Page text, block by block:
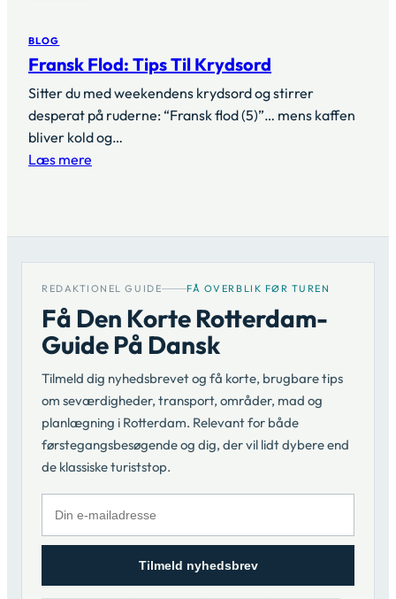
BLOG
Fransk Flod: Tips Til Krydsord
Sitter du med weekendens krydsord og stirrer
desperat på ruderne: “Fransk flod (5)”… mens kaffen
bliver kold og…
Læs mere
REDAKTIONEL GUIDE FÅ OVERBLIK FØR TUREN
Få Den Korte Rotterdam-
Guide På Dansk
Tilmeld dig nyhedsbrevet og få korte, brugbare tips
om seværdigheder, transport, områder, mad og
planlægning i Rotterdam. Relevant for både
førstegangsbesøgende og dig, der vil lidt dybere end
de klassiske turiststop.
Tilmeld nyhedsbrev